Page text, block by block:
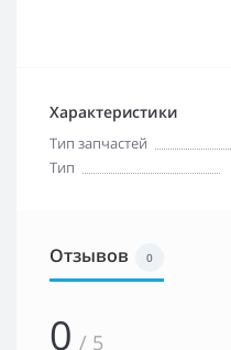
Характеристики
Тип запчастей
Тип
Отзывов 0
0 / 5